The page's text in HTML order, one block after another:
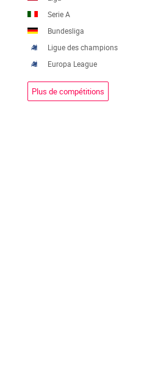
Serie A
Bundesliga
Ligue des champions
Europa League
Plus de compétitions